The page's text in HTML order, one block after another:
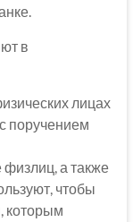
в
лицах
поручением
а также
чтобы
которым